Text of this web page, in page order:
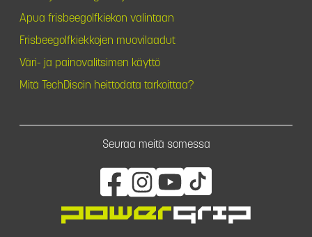
Apua frisbeegolfkiekon valintaan
Frisbeegolfkiekkojen muovilaadut
Väri- ja painovalitsimen käyttö
Mitä TechDiscin heittodata tarkoittaa?
Seuraa meitä somessa